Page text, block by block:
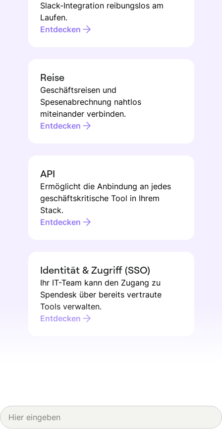
Slack-Integration reibungslos am
Laufen.
Entdecken
Reise
Geschäftsreisen und
Spesenabrechnung nahtlos
miteinander verbinden.
Entdecken
API
Ermöglicht die Anbindung an jedes
geschäftskritische Tool in Ihrem
Stack.
Entdecken
Identität & Zugriff (SSO)
Ihr IT-Team kann den Zugang zu
Spendesk über bereits vertraute
Tools verwalten.
Entdecken